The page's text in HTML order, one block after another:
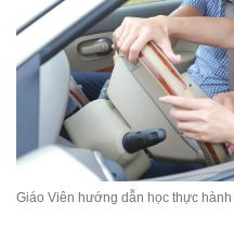
Giáo Viên hướng dẫn học thực hành